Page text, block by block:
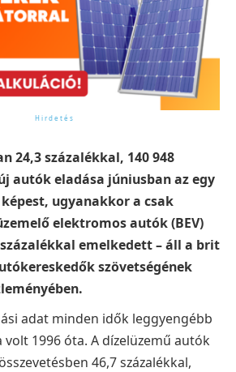
24,3 százalékkal, 140 948
autók eladása júniusban az egy
ugyanakkor a csak
elektromos autók (BEV)
emelkedett – áll a brit
szövetségének
adat minden idők leggyengébb
1996 óta. A dízelüzemű autók
46,7 százalékkal,